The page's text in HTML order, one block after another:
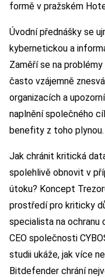
formě v pražském
Úvodní přednášky se
kybernetickou a
Zaměří se na
často vzájemně
organizacích a
naplnění společného
benefity z toho plynou.
Jak chránit kritická
spolehlivě obnovit v
útoku? Koncept
prostředí pro kriticky
specialista na
CEO společnosti
studii ukáže, jak více
Bitdefender chrání